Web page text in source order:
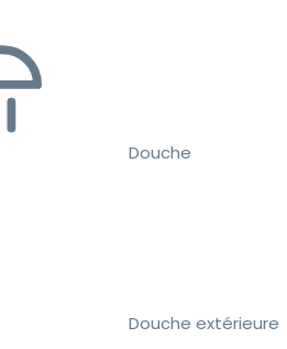
Douche
Douche extérieure